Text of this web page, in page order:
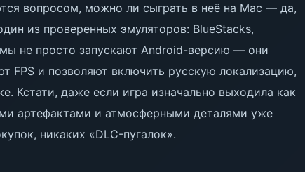
вопросом, можно ли сыграть в неё на Mac — да,
из проверенных эмуляторов: BlueStacks,
не просто запускают Android-версию — они
FPS и позволяют включить русскую локализацию,
Кстати, даже если игра изначально выходила как
артефактами и атмосферными деталями уже
никаких «DLC-пугалок».